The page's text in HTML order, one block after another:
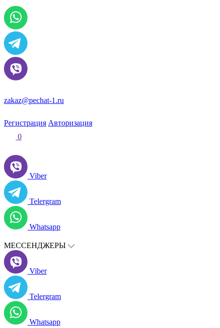
zakaz@pechat-1.ru
Регистрация Авторизация
0
Viber
Telergram
Whatsapp
МЕССЕНДЖЕРЫ
Viber
Telergram
Whatsapp